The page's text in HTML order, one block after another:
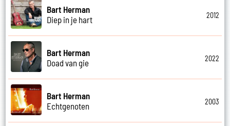
Bart Herman
Diep in je hart
2012
Bart Herman
Doad van gie
2022
Bart Herman
Echtgenoten
2003